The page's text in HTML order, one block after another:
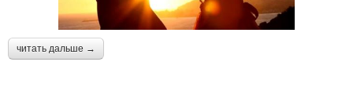
читать дальше →